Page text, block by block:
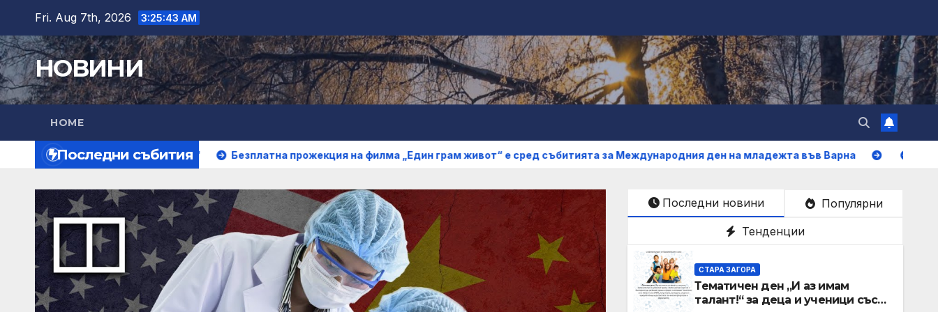
content
Fri. Aug 7th, 2026 3:25:45 AM
НОВИНИ
HOME
Последни събития
„Артилерийски“ Безплатна прожекция на филма „Един грам живот“ е сред събитията за Международния ден на младежта във Варна Трактор се запали
Последни новини
Популярни
Тенденции
СТАРА ЗАГОРА
Тематичен ден „И аз имам
талант!“ за деца и ученици със